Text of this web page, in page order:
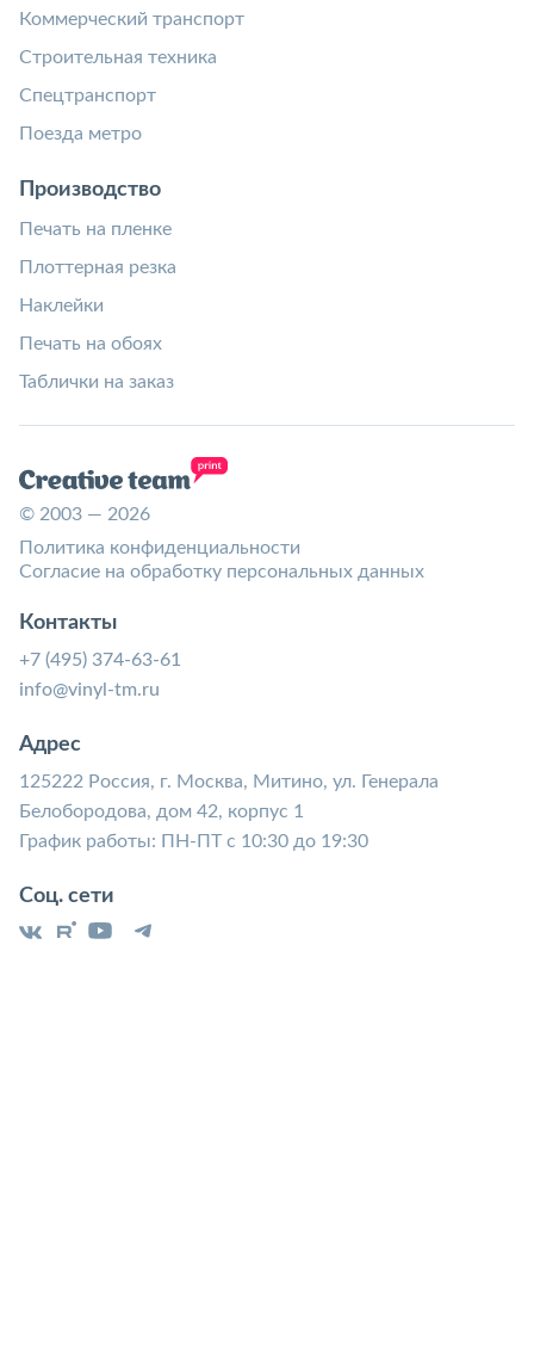
Коммерческий транспорт
Строительная техника
Спецтранспорт
Поезда метро
Производство
Печать на пленке
Плоттерная резка
Наклейки
Печать на обоях
Таблички на заказ
© 2003 — 2026
Политика конфиденциальности
Согласие на обработку персональных данных
Контакты
+7 (495) 374-63-61
info@vinyl-tm.ru
Адрес
125222 Россия, г. Москва, Митино, ул. Генерала
Белобородова, дом 42, корпус 1
График работы: ПН-ПТ с 10:30 до 19:30
Соц. сети